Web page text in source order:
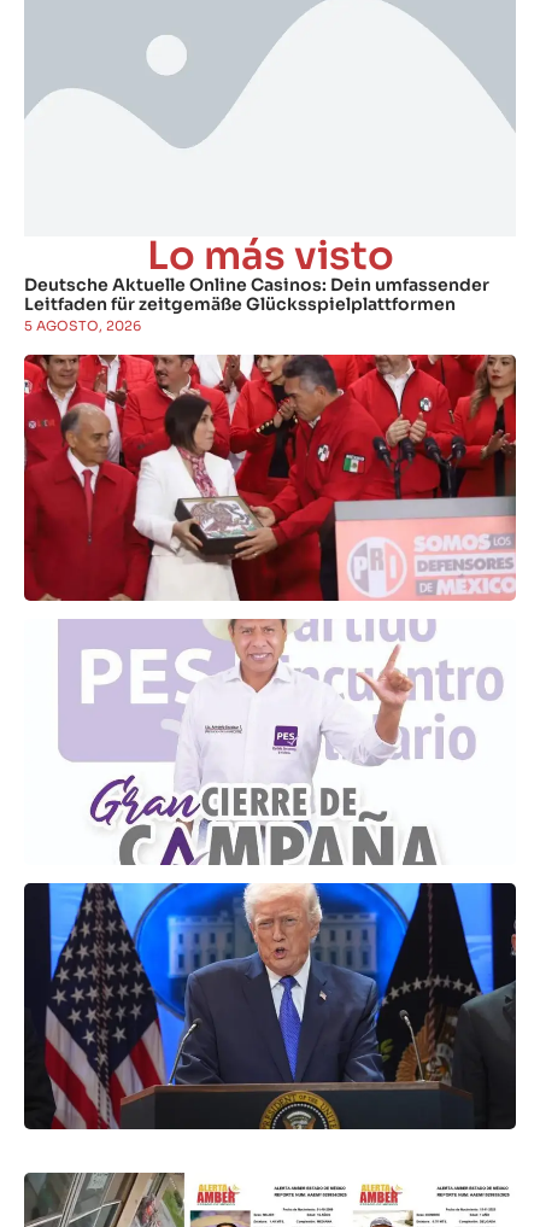
Lo más visto
Deutsche Aktuelle Online Casinos: Dein umfassender
Leitfaden für zeitgemäße Glücksspielplattformen
5 AGOSTO, 2026